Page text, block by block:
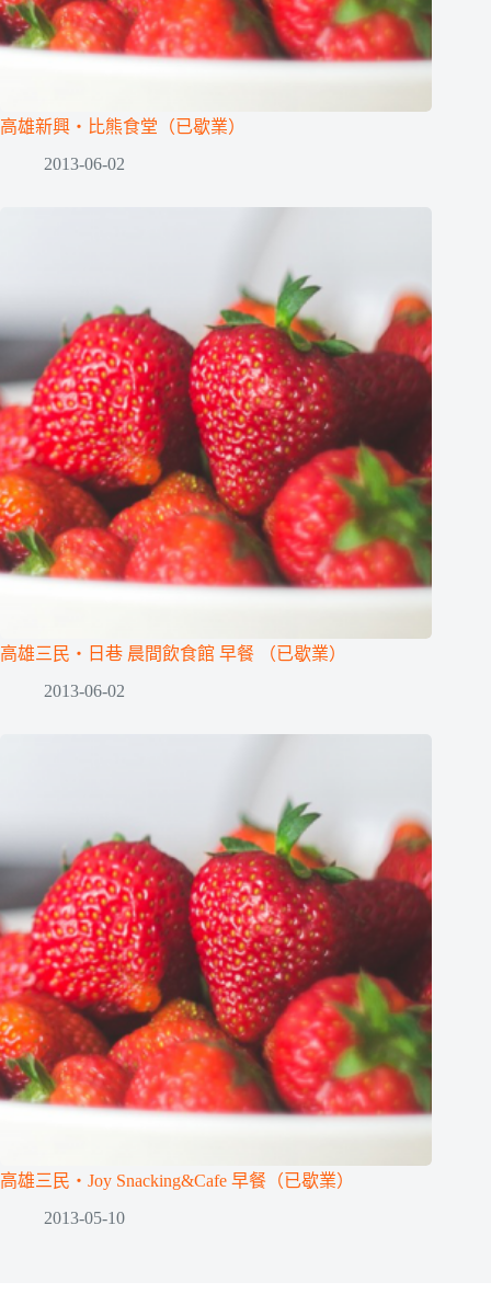
高雄新興‧比熊食堂（已歇業）
2013-06-02
高雄三民‧日巷 晨間飲食館 早餐 （已歇業）
2013-06-02
高雄三民‧Joy Snacking&Cafe 早餐（已歇業）
2013-05-10